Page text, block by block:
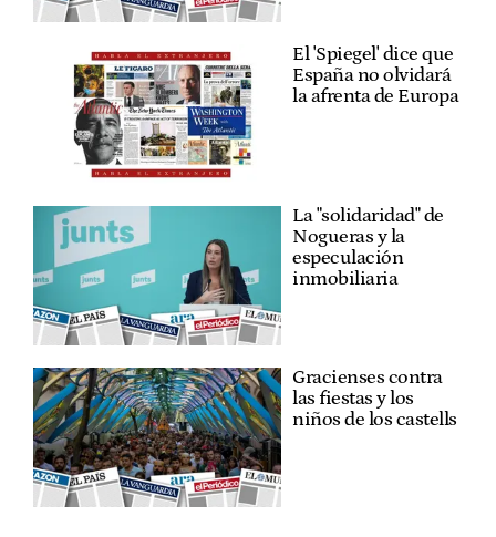
El 'Spiegel' dice que
España no olvidará
la afrenta de Europa
La "solidaridad" de
Nogueras y la
especulación
inmobiliaria
Gracienses contra
las fiestas y los
niños de los castells